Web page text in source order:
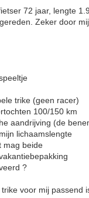
72 jaar, lengte
Zeker door
trike (geen racer)
100/150 km
(de benen
beide
?
voor mij passend